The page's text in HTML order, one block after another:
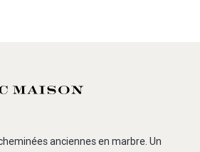
anciennes en marbre. Un